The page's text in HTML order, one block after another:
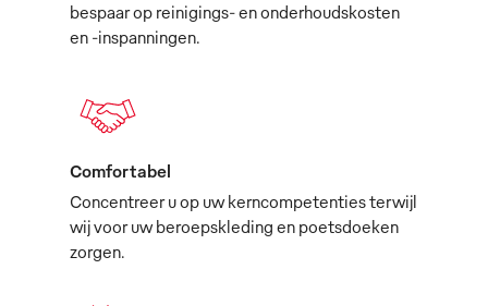
bespaar op reinigings- en onderhoudskosten
en -inspanningen.
Comfortabel
Concentreer u op uw kerncompetenties terwijl
wij voor uw beroepskleding en poetsdoeken
zorgen.